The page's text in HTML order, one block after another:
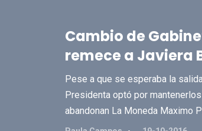
Cambio de
remece a Javiera
Pese a que se esperaba la
Presidenta optó por
abandonan La Moneda Maximo